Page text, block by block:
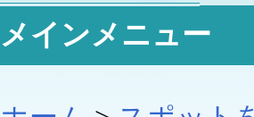
メインメニュー